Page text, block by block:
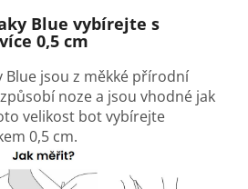
Blue vybírejte s
0,5 cm
Blue jsou z měkké přírodní
noze a jsou vhodné jak
velikost bot vybírejte
0,5 cm.